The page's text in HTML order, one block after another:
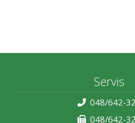
Potrošni materijal
Servis
048/642-
048/642-